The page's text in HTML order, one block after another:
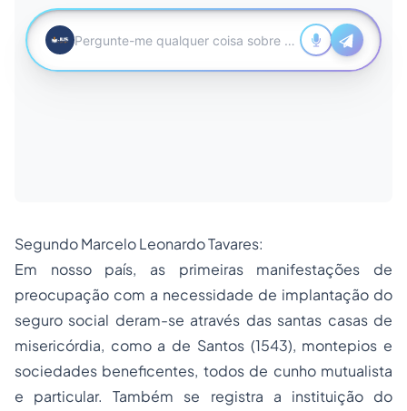
Segundo Marcelo Leonardo Tavares:
Em nosso país, as primeiras manifestações de
preocupação com a necessidade de implantação do
seguro social deram-se através das santas casas de
misericórdia, como a de Santos (1543), montepios e
sociedades beneficentes, todos de cunho mutualista
e particular. Também se registra a instituição do